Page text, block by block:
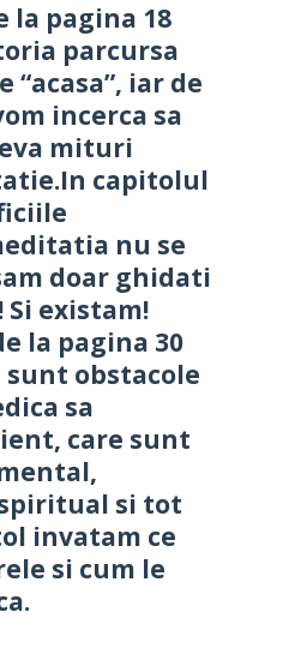
la pagina 18
parcursa
“acasa”, iar de
incerca sa
mituri
capitolul
nu se
doar ghidati
Si existam!
la pagina 30
sunt obstacole
sa
care sunt
si tot
invatam ce
si cum le